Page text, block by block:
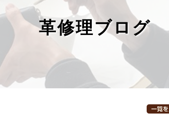
革修理ブログ